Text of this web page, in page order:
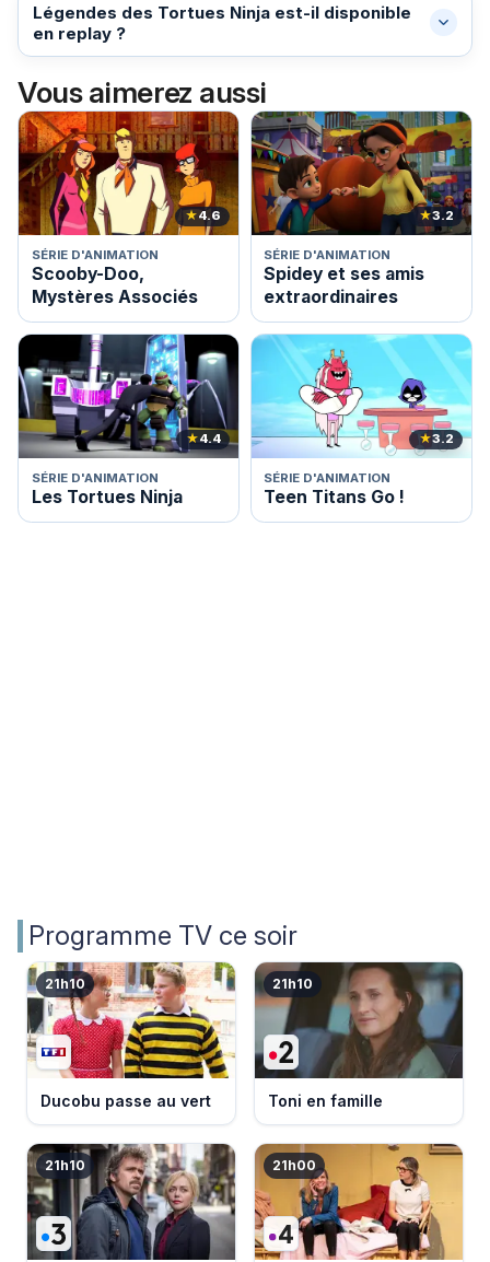
Légendes des Tortues Ninja est-il disponible
en replay ?
Vous aimerez aussi
★4.6
SÉRIE D'ANIMATION
Scooby-Doo,
Mystères Associés
★3.2
SÉRIE D'ANIMATION
Spidey et ses amis
extraordinaires
★4.4
SÉRIE D'ANIMATION
Les Tortues Ninja
★3.2
SÉRIE D'ANIMATION
Teen Titans Go !
Programme TV ce soir
21h10
Ducobu passe au vert
21h10
Toni en famille
21h10 21h00